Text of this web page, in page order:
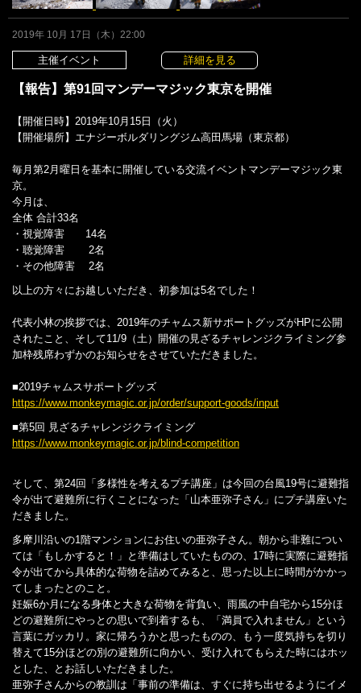
2019年 10月 17日（木）22:00
主催イベント 詳細を見る
【報告】第91回マンデーマジック東京を開催
【開催日時】2019年10月15日（火）
【開催場所】エナジーボルダリングジム高田馬場（東京都）
毎月第2月曜日を基本に開催している交流イベントマンデーマジック東
京。
今月は、
全体 合計33名
・視覚障害 14名
・聴覚障害 2名
・その他障害 2名
以上の方々にお越しいただき、初参加は5名でした！
代表小林の挨拶では、2019年のチャムス新サポートグッズがHPに公開
されたこと、そして11/9（土）開催の見ざるチャレンジクライミング参
加枠残席わずかのお知らせをさせていただきました。
■2019チャムスサポートグッズ
https://www.monkeymagic.or.jp/order/support-goods/input
■第5回 見ざるチャレンジクライミング
https://www.monkeymagic.or.jp/blind-competition
そして、第24回「多様性を考えるプチ講座」は今回の台風19号に避難指
令が出て避難所に行くことになった「山本亜弥子さん」にプチ講座いた
だきました。
多摩川沿いの1階マンションにお住いの亜弥子さん。朝から非難につい
ては「もしかすると！」と準備はしていたものの、17時に実際に避難指
令が出てから具体的な荷物を詰めてみると、思った以上に時間がかかっ
てしまったとのこと。
妊娠6か月になる身体と大きな荷物を背負い、雨風の中自宅から15分ほ
どの避難所にやっとの思いで到着するも、「満員で入れません」という
言葉にガッカリ。家に帰ろうかと思ったものの、もう一度気持ちを切り
替えて15分ほどの別の避難所に向かい、受け入れてもらえた時にはホッ
とした、とお話しいただきました。
亜弥子さんからの教訓は「事前の準備は、すぐに持ち出せるようにイメ